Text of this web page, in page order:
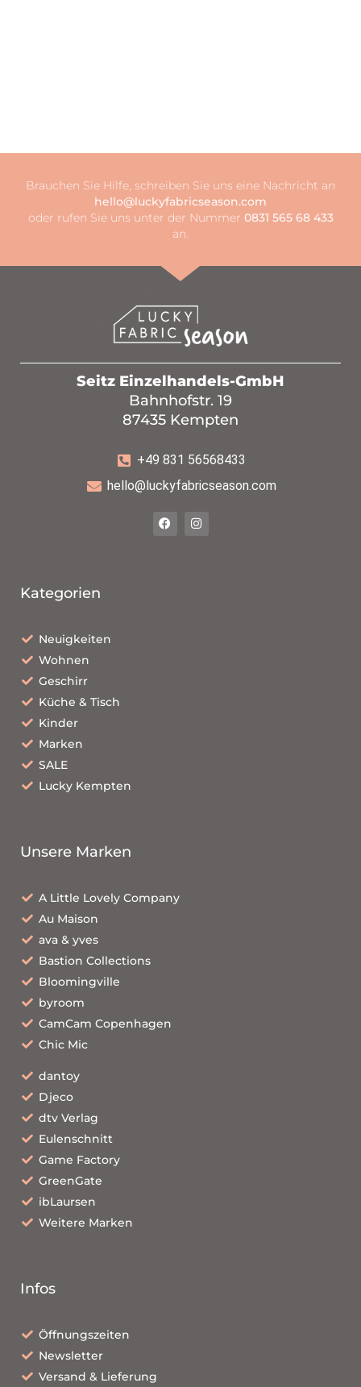
Brauchen Sie Hilfe, schreiben Sie uns eine Nachricht an
hello@luckyfabricseason.com
oder rufen Sie uns unter der Nummer 0831 565 68 433
an.
Seitz Einzelhandels-GmbH
Bahnhofstr. 19
87435 Kempten
+49 831 56568433
hello@luckyfabricseason.com
Kategorien
Neuigkeiten
Wohnen
Geschirr
Küche & Tisch
Kinder
Marken
SALE
Lucky Kempten
Unsere Marken
A Little Lovely Company
Au Maison
ava & yves
Bastion Collections
Bloomingville
byroom
CamCam Copenhagen
Chic Mic
dantoy
Djeco
dtv Verlag
Eulenschnitt
Game Factory
GreenGate
ibLaursen
Weitere Marken
Infos
Öffnungszeiten
Newsletter
Versand & Lieferung